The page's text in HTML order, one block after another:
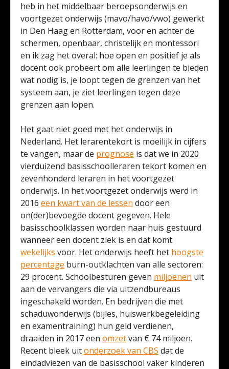
heb in het middelbaar beroepsonderwijs en
voortgezet onderwijs (mavo/havo/vwo) gewerkt
in Den Haag en Rotterdam, voor en achter de
schermen, openbaar, christelijk en montessori
en ik zag het overal: hoe open en positief je als
docent ook probeert om alle leerlingen te bieden
wat nodig is, je loopt tegen de grenzen van het
systeem aan, je ziet leerlingen tegen deze
grenzen aan lopen.
Het gaat niet goed met het onderwijs in
Nederland. Het lerarentekort is moeilijk in cijfers
te vangen, maar de prognose is dat we in 2020
vierduizend basisschoolleraren tekort komen en
zevenhonderd leraren in het voortgezet
onderwijs. In het voortgezet onderwijs werd in
2016 een kwart van de lessen door een
on(der)bevoegde docent gegeven. Hele
basisschoolklassen worden naar huis gestuurd
wanneer een docent ziek is en dat komt
wekelijks voor. Het onderwijs heeft het hoogste
percentage burn-outklachten van alle sectoren:
29 procent. Schoolbesturen geven miljoenen uit
aan de vervangers die via uitzendbureaus
ingeschakeld worden. En bedrijven die met
schaduwonderwijs (bijles, huiswerkbegeleiding
en examentraining) hun geld verdienen,
draaiden in 2017 een omzetvan € 74 miljoen.
Recent bleek uitonderzoek van CBS dat de
eindadviezen van de basisschool vaker kinderen